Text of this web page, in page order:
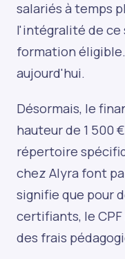
salariés à temps
l'intégralité de ce
formation
aujourd'hui.
Désormais, le
hauteur de 1 500
répertoire
chez Alyra font
signifie que pour
certifiants, le
des frais